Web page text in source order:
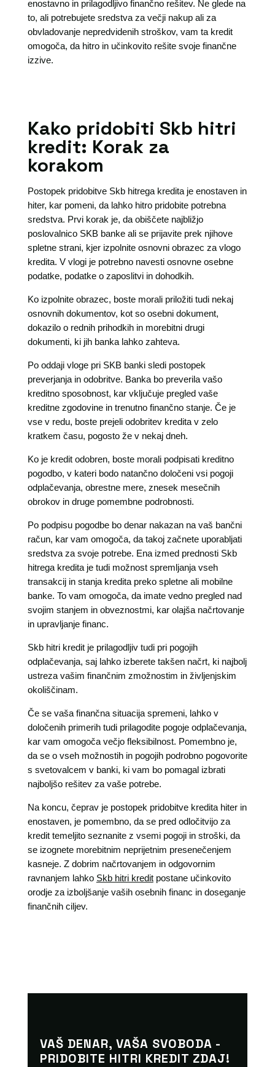
enostavno in prilagodljivo finančno rešitev. Ne glede na
to, ali potrebujete sredstva za večji nakup ali za
obvladovanje nepredvidenih stroškov, vam ta kredit
omogoča, da hitro in učinkovito rešite svoje finančne
izzive.
Kako pridobiti Skb hitri
kredit: Korak za
korakom
Postopek pridobitve Skb hitrega kredita je enostaven in
hiter, kar pomeni, da lahko hitro pridobite potrebna
sredstva. Prvi korak je, da obiščete najbližjo
poslovalnico SKB banke ali se prijavite prek njihove
spletne strani, kjer izpolnite osnovni obrazec za vlogo
kredita. V vlogi je potrebno navesti osnovne osebne
podatke, podatke o zaposlitvi in dohodkih.
Ko izpolnite obrazec, boste morali priložiti tudi nekaj
osnovnih dokumentov, kot so osebni dokument,
dokazilo o rednih prihodkih in morebitni drugi
dokumenti, ki jih banka lahko zahteva.
Po oddaji vloge pri SKB banki sledi postopek
preverjanja in odobritve. Banka bo preverila vašo
kreditno sposobnost, kar vključuje pregled vaše
kreditne zgodovine in trenutno finančno stanje. Če je
vse v redu, boste prejeli odobritev kredita v zelo
kratkem času, pogosto že v nekaj dneh.
Ko je kredit odobren, boste morali podpisati kreditno
pogodbo, v kateri bodo natančno določeni vsi pogoji
odplačevanja, obrestne mere, znesek mesečnih
obrokov in druge pomembne podrobnosti.
Po podpisu pogodbe bo denar nakazan na vaš bančni
račun, kar vam omogoča, da takoj začnete uporabljati
sredstva za svoje potrebe. Ena izmed prednosti Skb
hitrega kredita je tudi možnost spremljanja vseh
transakcij in stanja kredita preko spletne ali mobilne
banke. To vam omogoča, da imate vedno pregled nad
svojim stanjem in obveznostmi, kar olajša načrtovanje
in upravljanje financ.
Skb hitri kredit je prilagodljiv tudi pri pogojih
odplačevanja, saj lahko izberete takšen načrt, ki najbolj
ustreza vašim finančnim zmožnostim in življenjskim
okoliščinam.
Če se vaša finančna situacija spremeni, lahko v
določenih primerih tudi prilagodite pogoje odplačevanja,
kar vam omogoča večjo fleksibilnost. Pomembno je,
da se o vseh možnostih in pogojih podrobno pogovorite
s svetovalcem v banki, ki vam bo pomagal izbrati
najboljšo rešitev za vaše potrebe.
Na koncu, čeprav je postopek pridobitve kredita hiter in
enostaven, je pomembno, da se pred odločitvijo za
kredit temeljito seznanite z vsemi pogoji in stroški, da
se izognete morebitnim neprijetnim presenečenjem
kasneje. Z dobrim načrtovanjem in odgovornim
ravnanjem lahko Skb hitri kreditpostane učinkovito
orodje za izboljšanje vaših osebnih financ in doseganje
finančnih ciljev.
VAŠ DENAR, VAŠA SVOBODA -
PRIDOBITE HITRI KREDIT ZDAJ!